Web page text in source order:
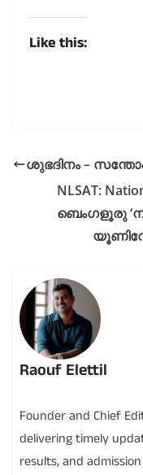
Like this:
ശുഭദിനം –
NLSAT:
ബെംഗളൂരു
Raouf Elettil
Founder and Chief
delivering timely
results, and